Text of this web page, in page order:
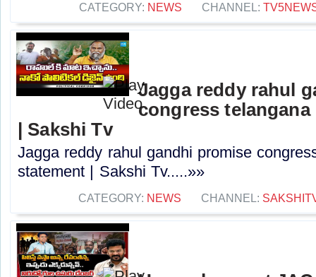
CATEGORY: NEWS CHANNEL:
Jagga reddy rahul
congress
| Sakshi Tv
Jagga reddy rahul gandhi promise
statement | Sakshi Tv.....»»
CATEGORY: NEWS CHANNEL: